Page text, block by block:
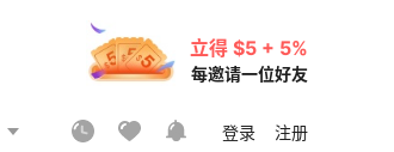
立得 $5 + 5%
每邀请一位好友
登录 注册